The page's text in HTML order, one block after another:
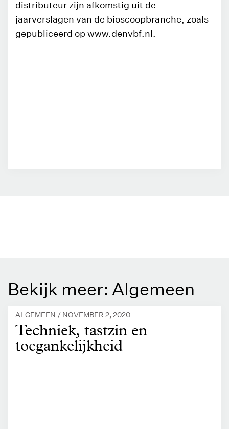
distributeur zijn afkomstig uit de
jaarverslagen van de bioscoopbranche, zoals
gepubliceerd op www.denvbf.nl.
Bekijk meer: Algemeen
ALGEMEEN / NOVEMBER 2, 2020
Techniek, tastzin en
toegankelijkheid